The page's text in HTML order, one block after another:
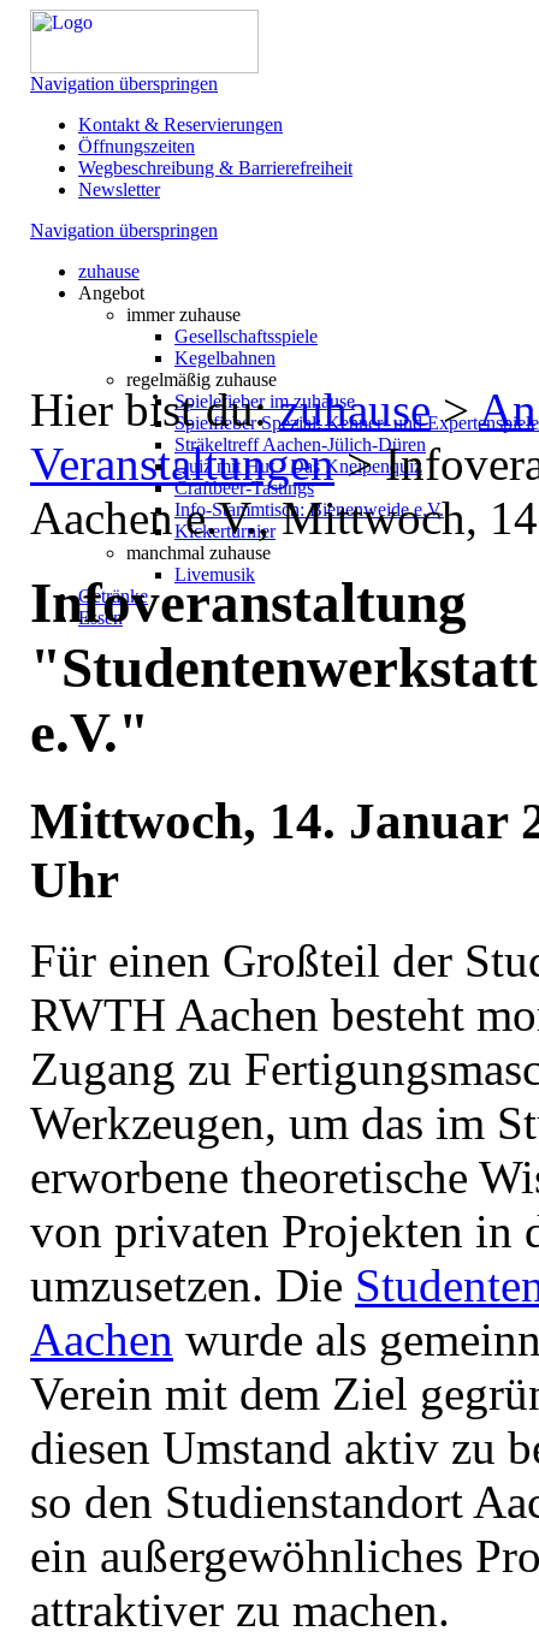
Navigation überspringen
Kontakt & Reservierungen
Öffnungszeiten
Wegbeschreibung & Barrierefreiheit
Newsletter
Navigation überspringen
zuhause
Angebot
immer zuhause
Gesellschaftsspiele
Kegelbahnen
regelmäßig zuhause
Spielefieber im zuhause
Spielfieber Spezial: Kenner- und
Sträkeltreff Aachen-Jülich-Düren
Quiz mit Hut - Das Kneipenquiz
Craftbeer-Tastings
Info-Stammtisch: Bienenweide e.V.
Kickerturnier
manchmal zuhause
Livemusik
Getränke
Essen
Hier bist du:zuhause>
Veranstaltungen>
Aachen e.V., Mittwoch,
Infoveranstaltung
e.V."
Mittwoch, 14. Januar
Uhr
Für einen Großteil der
RWTH Aachen besteht
Zugang zu
Werkzeugen, um das im
erworbene theoretische
von privaten Projekten in
umzusetzen. Die
Aachen wurde als
Verein mit dem Ziel
diesen Umstand aktiv zu
so den Studienstandort
ein außergewöhnliches
attraktiver zu machen.